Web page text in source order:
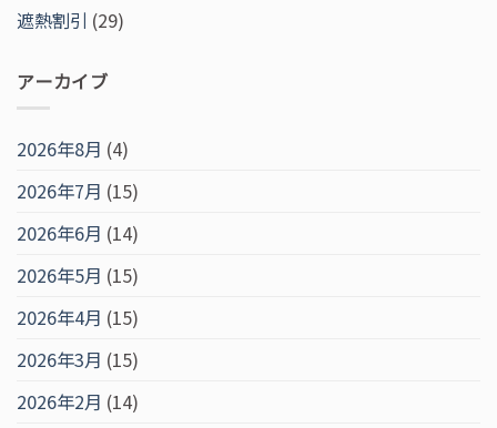
遮熱割引 (29)
アーカイブ
2026年8月 (4)
2026年7月 (15)
2026年6月 (14)
2026年5月 (15)
2026年4月 (15)
2026年3月 (15)
2026年2月 (14)